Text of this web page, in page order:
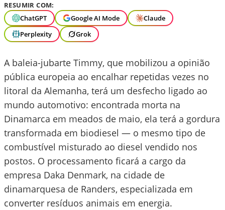
RESUMIR COM:
ChatGPT
Google AI Mode
Claude
Perplexity
Grok
A baleia-jubarte Timmy, que mobilizou a opinião
pública europeia ao encalhar repetidas vezes no
litoral da Alemanha, terá um desfecho ligado ao
mundo automotivo: encontrada morta na
Dinamarca em meados de maio, ela terá a gordura
transformada em biodiesel — o mesmo tipo de
combustível misturado ao diesel vendido nos
postos. O processamento ficará a cargo da
empresa Daka Denmark, na cidade de
dinamarquesa de Randers, especializada em
converter resíduos animais em energia.